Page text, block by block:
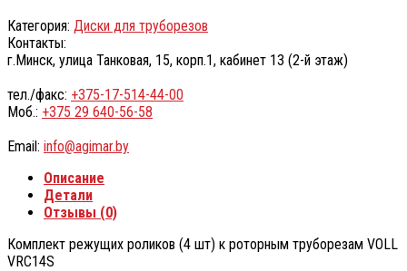
Категория: Диски для труборезов
Контакты:
г.Минск, улица Танковая, 15, корп.1, кабинет 13 (2-й этаж)
тел./факс: +375-17-514-44-00
Моб.: +375 29 640-56-58
Email: info@agimar.by
Описание
Детали
Отзывы (0)
Комплект режущих роликов (4 шт) к роторным труборезам VOLL
VRC14S